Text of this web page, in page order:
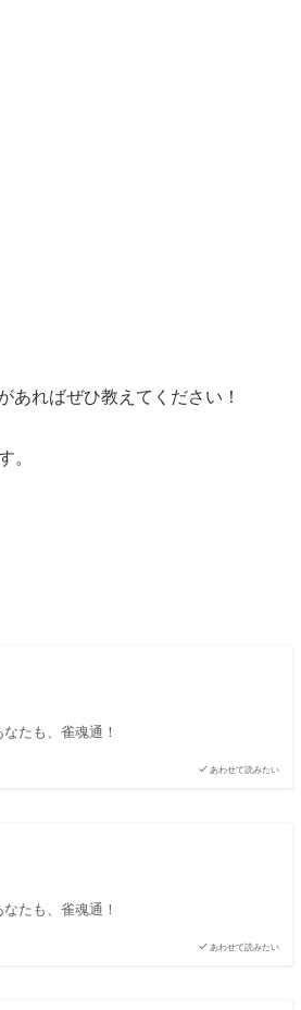
あればぜひ教えてください！
。
あわせて読みたい
たも、雀魂通！
あわせて読みたい
たも、雀魂通！